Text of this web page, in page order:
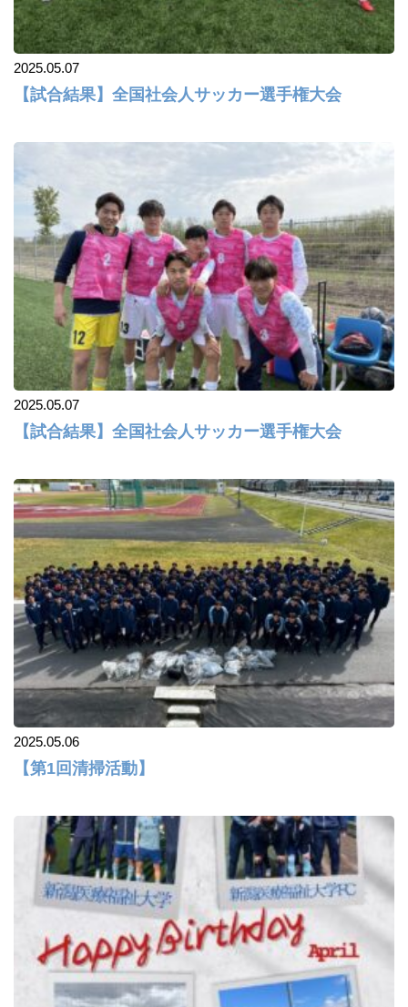
2025.05.07
【試合結果】全国社会人サッカー選手権大会
2025.05.07
【試合結果】全国社会人サッカー選手権大会
2025.05.06
【第1回清掃活動】